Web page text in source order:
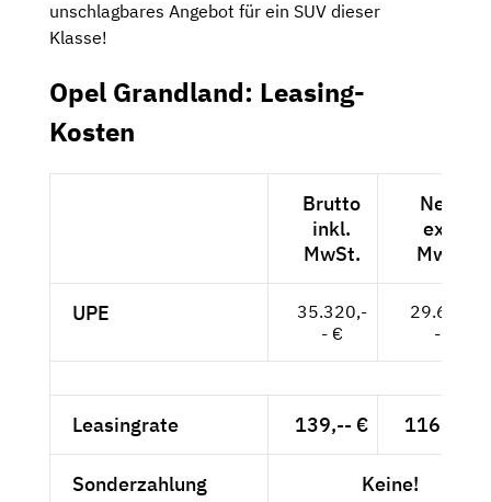
unschlagbares Angebot für ein SUV dieser
Klasse!
Opel Grandland: Leasing-
Kosten
Brutto
inkl.
MwSt.
Netto
exkl.
MwSt.
UPE
35.320,-
- €
29.681,-
- €
Leasingrate 139,-- € 116,81 €
Sonderzahlung Keine!